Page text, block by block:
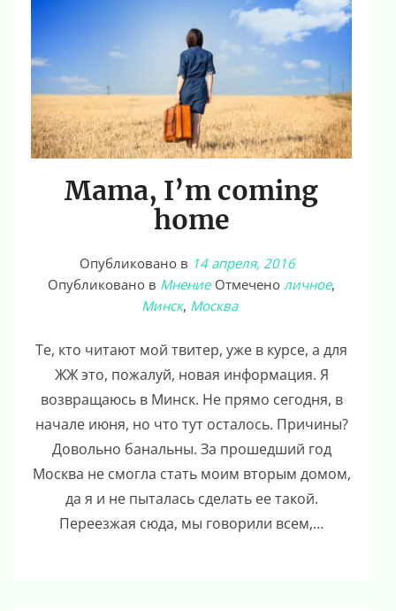
Mama, I’m coming
home
Опубликовано в 14 апреля, 2016
Опубликовано в Мнение Отмечено личное,
Минск, Москва
Те, кто читают мой твитер, уже в курсе, а для
ЖЖ это, пожалуй, новая информация. Я
возвращаюсь в Минск. Не прямо сегодня, в
начале июня, но что тут осталось. Причины?
Довольно банальны. За прошедший год
Москва не смогла стать моим вторым домом,
да я и не пыталась сделать ее такой.
Переезжая сюда, мы говорили всем,…